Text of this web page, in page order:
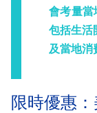
會考量當
包括生活
及當地消
限時優惠